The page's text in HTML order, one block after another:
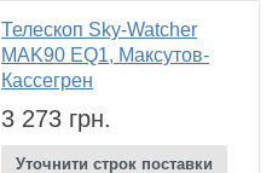
Телескоп Sky-Watcher
MAK90 EQ1, Максутов-
Кассегрен
3 273 грн.
Уточнити строк поставки